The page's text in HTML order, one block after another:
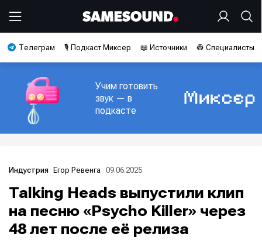
Телеграм 🎙️ Подкаст Миксер 📖 Источники 👷 Специалисты
Учим готовить
звук — в
подкасте
Индустрия Егор Ревенга 09.06.2025
Talking Heads выпустили клип
на песню «Psycho Killer» через
48 лет после её релиза